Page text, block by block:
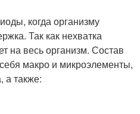
когда организму
Так как нехватка
на весь организм. Состав
макро и микроэлементы,
а также: